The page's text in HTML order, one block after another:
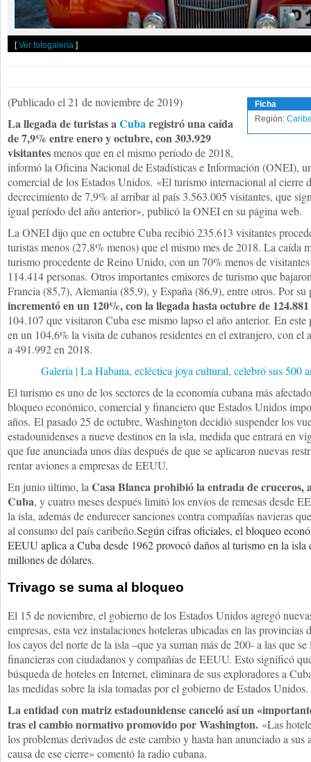
[Ver fotogalería ]
Ficha
Región:
(Publicado el 21 de noviembre de 2019)
La llegada de turistas aCubaregistró una caída
de 7,9% entre enero y octubre, con 303.929
visitantesmenos que en el mismo período de 2018,
informó la Oficina Nacional de Estadísticas e Información (ONEI),
comercial de los Estados Unidos. «El turismo internacional al cierre
decrecimiento de 7,9% al arribar al país 3.563.005 visitantes, que
igual período del año anterior», publicó la ONEI en su página web.
La ONEI dijo que en octubre Cuba recibió 235.613 visitantes
turistas menos (27,8% menos) que el mismo mes de 2018. La caída
turismo procedente de Reino Unido, con un 70% menos de
114.414 personas. Otros importantes emisores de turismo que
Francia (85,7), Alemania (85,9), y España (86,9), entre otros. Por su
incrementó en un 120%, con la llegada hasta octubre de
104.107 que visitaron Cuba ese mismo lapso el año anterior. En
en un 104,6% la visita de cubanos residentes en el extranjero, con
a 491.992 en 2018.
Galería | La Habana, ecléctica joya cultural, celebró sus 500
El turismo es uno de los sectores de la economía cubana más
bloqueo económico, comercial y financiero que Estados Unidos
años. El pasado 25 de octubre, Washington decidió suspender los
estadounidenses a nueve destinos en la isla, medida que entrará en
que fue anunciada unos días después de que se aplicaron nuevas
rentar aviones a empresas de EEUU.
En junio último, la Casa Blanca prohibió la entrada de cruceros,
Cuba, y cuatro meses después limitó los envíos de remesas desde
la isla, además de endurecer sanciones contra compañías navieras
al consumo del país caribeño.Según cifras oficiales, el bloqueo
EEUU aplica a Cuba desde 1962 provocó daños al turismo en la isla
millones de dólares.
Trivago se suma al bloqueo
El 15 de noviembre, el gobierno de los Estados Unidos agregó
empresas, esta vez instalaciones hoteleras ubicadas en las
los cayos del norte de la isla –que ya suman más de 200- a las que
financieras con ciudadanos y compañías de EEUU. Esto significó
búsqueda de hoteles en Internet, eliminara de sus exploradores a
las medidas sobre la isla tomadas por el gobierno de Estados Unidos.
La entidad con matriz estadounidense canceló así un
tras el cambio normativo promovido por Washington. «Las
los problemas derivados de este cambio y hasta han anunciado a sus
causa de ese cierre» comentó la radio cubana.